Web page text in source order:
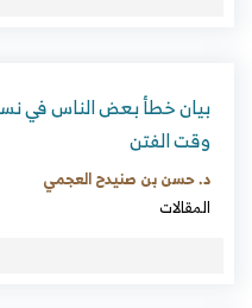
بيان خطأ بعض الناس في
وقت الفتن
د. حسن بن صنيدح العجمي
المقالات